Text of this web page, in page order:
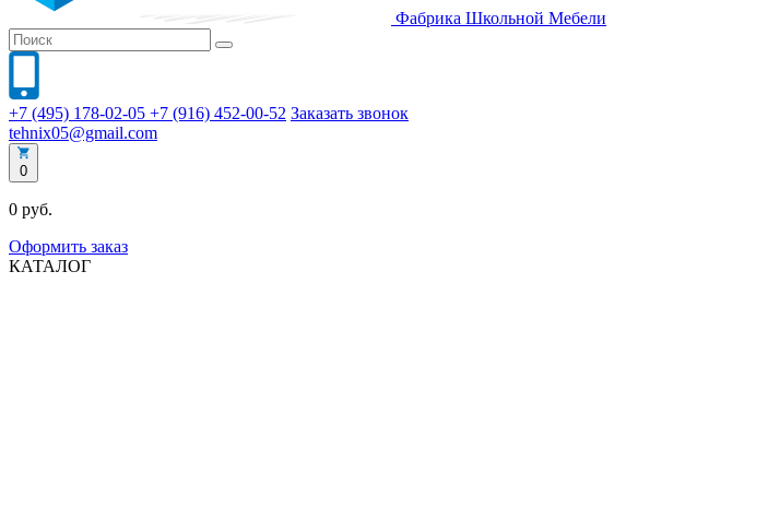
Фабрика Школьной Мебели
+7 (495) 178-02-05 +7 (916) 452-00-52 Заказать звонок
tehnix05@gmail.com
0
0 руб.
Оформить заказ
КАТАЛОГ